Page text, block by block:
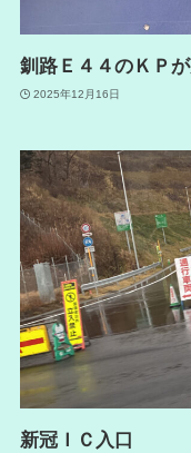
釧路Ｅ４４のＫＰ
2025年12月16日
新冠ＩＣ入口